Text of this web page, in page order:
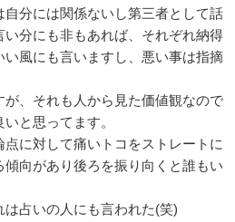
分には関係ないし第三者として話
分にも非もあれば、それぞれ納得
風にも言いますし、悪い事は指摘
が、それも人から見た価値観なので
と思ってます。
に対して痛いトコをストレートに
向があり後ろを振り向くと誰もい
占いの人にも言われた(笑)